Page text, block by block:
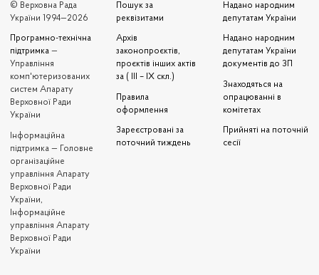
© Верховна Рада
України 1994—2026
Програмно-технічна
підтримка —
Управління
комп'ютеризованих
систем Апарату
Верховної Ради
України
Iнформаційна
підтримка — Головне
організаційне
управління Апарату
Верховної Ради
України,
Інформаційне
управління Апарату
Верховної Ради
України
Пошук за
реквізитами
Архів
законопроєктів,
проєктів інших актів
за ( III – IX скл.)
Правила
оформлення
Зареєстровані за
поточний тиждень
Надано народним
депутатам України
Надано народним
депутатам України
документів до ЗП
Знаходяться на
опрацюванні в
комітетах
Прийняті на поточній
сесії